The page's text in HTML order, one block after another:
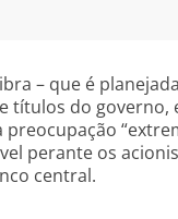
– que é
títulos do governo,
perante os
central.